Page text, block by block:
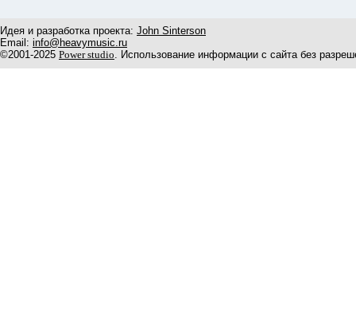
Идея и разработка проекта: John Sinterson
Email: info@heavymusic.ru
©2001-2025 Power studio. Использование информации с сайта без